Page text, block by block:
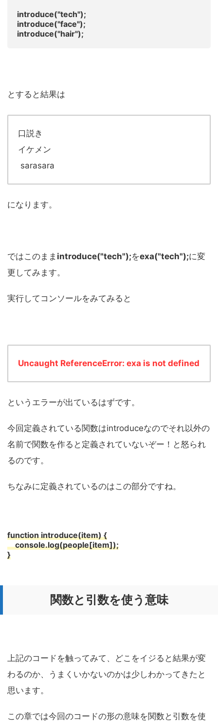
introduce("tech");
introduce("face");
introduce("hair");
とすると結果は
口説き
イケメン
sarasara
になります。
ではこのまま introduce("tech");をexa("tech");に変
更してみます。
実行してコンソールをみてみると
Uncaught ReferenceError: exa is not defined
というエラーが出ているはずです。
今回定義されている関数はintroduceなのでそれ以外の
名前で関数を作ると定義されていないぞー！と怒られ
るのです。
ちなみに定義されているのはこの部分ですね。
function introduce(item) {
console.log(people[item]);
}
関数と引数を使う意味
上記のコードを触ってみて、どこをイジると結果が変
わるのか、うまくいかないのかは少しわかってきたと
思います。
この章では今回のコードの形の意味を関数と引数を使